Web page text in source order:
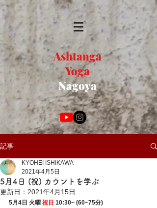
Ashtanga
Yoga
Nagoya
記事
5月4日 (祝) カウントを学ぶ
KYOHEI ISHIKAWA
2021年4月5日
更新日： 2021年4月15日
5月4日 火曜 祝日 10:30~ (60~75分)